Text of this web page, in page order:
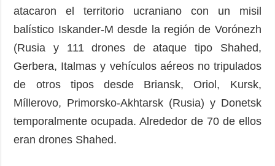
atacaron el territorio ucraniano con un misil
balístico Iskander-M desde la región de Vorónezh
(Rusia y 111 drones de ataque tipo Shahed,
Gerbera, Italmas y vehículos aéreos no tripulados
de otros tipos desde Briansk, Oriol, Kursk,
Míllerovo, Primorsko-Akhtarsk (Rusia) y Donetsk
temporalmente ocupada. Alrededor de 70 de ellos
eran drones Shahed.